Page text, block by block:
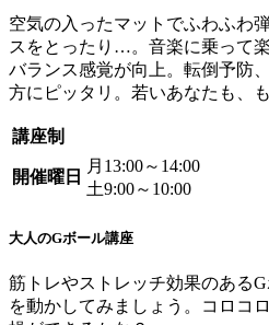
空気の入ったマットでふわふわ
スをとったり…。音楽に乗って
バランス感覚が向上。転倒予防
方にピッタリ。若いあなたも、
講座制
開催曜日
月13:00～14:00
土9:00～10:00
大人のGボール講座
筋トレやストレッチ効果のある
を動かしてみましょう。コロコ